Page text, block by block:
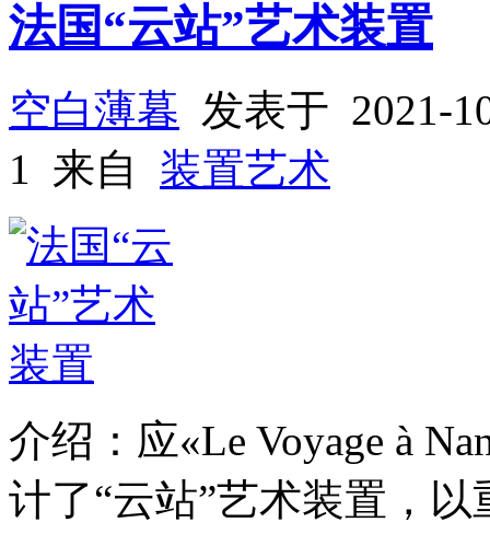
法国“云站”艺术装置
空白薄暮 发表于 2021-
1 来自 装置艺术
介绍：应«Le Voyage à
计了“云站”艺术装置，以